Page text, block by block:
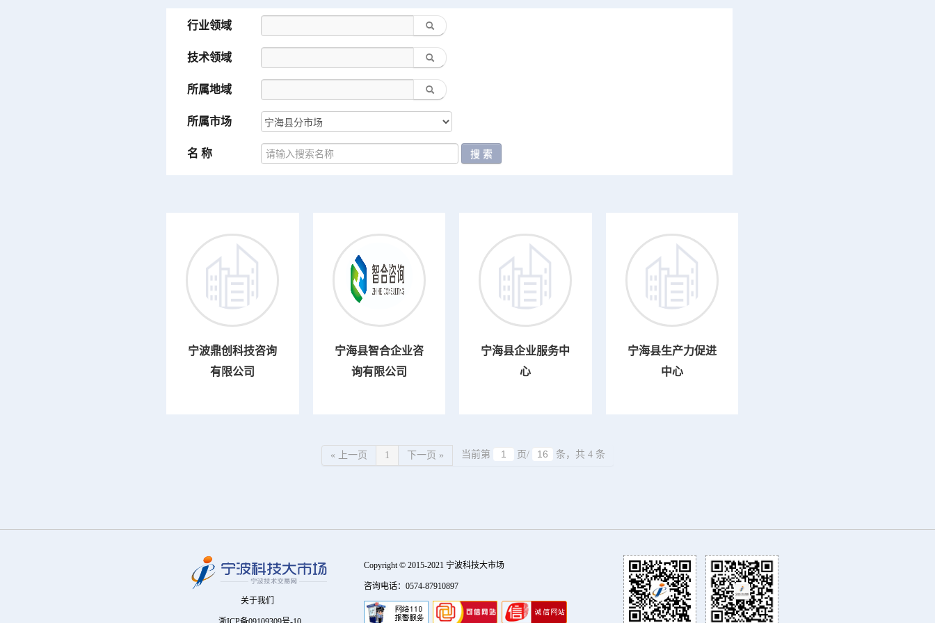
行业领域
技术领域
所属地域
所属市场
名 称
宁波鼎创科技咨询
有限公司
宁海县智合企业咨
询有限公司
宁海县企业服务中
心
宁海县生产力促进
中心
« 上一页 1 下一页 » 当前第 页/ 条，共 4 条
关于我们
Copyright © 2015-2021 宁波科技大市场
咨询电话：0574-87910897